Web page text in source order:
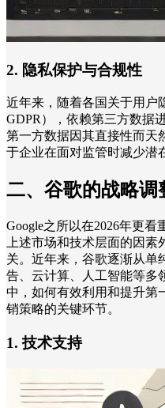
2. 隐私保护与合规性
近年来，随着各国关于用户
GDPR），依赖第三方数据
第一方数据因其直接性而天
于企业在面对监管时减少潜
二、谷歌的战略调
Google之所以在2026年更
上述市场和技术层面的因
关。近年来，谷歌逐渐从单
告、云计算、人工智能等多
中，如何有效利用和提升第
销策略的关键环节。
1. 技术支持